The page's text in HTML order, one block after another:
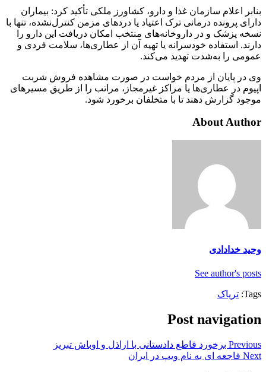
بنابر اعلام سازمان غذا و دارو، کشاورز ملکی تأکید کرد: بیماران
دارای پرونده درمانی ترک اعتیاد یا دردهای مزمن کنترل‌نشده، تنها با
نسخه پزشک و در داروخانه‌های منتخب امکان دریافت این دارو را
دارند. استفاده خودسرانه یا تهیه آن از عطاری‌ها، سلامت فردی و
عمومی را به‌شدت تهدید می‌کند.
وی در پایان از مردم خواست در صورت مشاهده فروش شربت
اپیوم در عطاری‌ها یا مراکز غیرمجاز، مراتب را از طریق مسیرهای
موجود گزارش دهند تا با متخلفان برخورد شود.
About Author
وحید خدادادی
See author's posts
Tags: تریاک
Post navigation
Previous برخورد قاطع دادستانی با اراذل و اوباش تبریز
Next فاجعه ای به نام ویپ در ایران